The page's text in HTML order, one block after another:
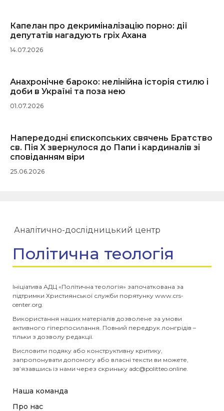
Капелан про декриміналізацію порно: дії
депутатів нагадують гріх Ахана
14.07.2026
Анахронічне бароко: нелінійна історія стилю і
доби в Україні та поза нею
01.07.2026
Напередодні єпископських свячень Братство
св. Пія X звернулося до Папи і кардиналів зі
сповіданням віри
25.06.2026
Аналітично-дослідницький центр
Політична теологія
Ініціатива АДЦ «Політична теологія» започаткована за
підтримки Християнської служби порятунку www.crs-
center.org.
Використання наших матеріалів дозволене за умови
активного гіперпосилання. Повний передрук лонгрідів –
тільки з дозволу редакції.
Висловити подяку або конструктивну критику,
запропонувати допомогу або власні тексти ви можете,
зв’язавшись із нами через скриньку adc@politteo.online
Наша команда
Про нас